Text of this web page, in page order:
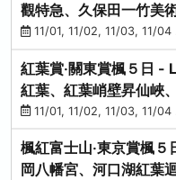
觀特急、久保田一竹美
杏大道
11/01, 11/02, 11/03, 11/04
紅葉賞‧關東賞楓５日 -
紅葉、紅葉峭壁昇仙峽
山、海鮮盛宴
11/01, 11/02, 11/03, 11/04
楓紅富士山‧東京賞楓
岡八幡宮、河口湖紅葉